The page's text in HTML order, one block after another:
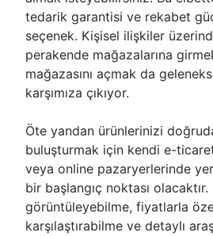
tedarik garantisi ve rekabet
seçenek. Kişisel ilişkiler
perakende mağazalarına
mağazasını açmak da
karşımıza çıkıyor.
Öte yandan ürünlerinizi
buluşturmak için kendi e-
veya online pazaryerlerinde
bir başlangıç noktası
görüntüleyebilme, fiyatlarla
karşılaştırabilme ve detaylı